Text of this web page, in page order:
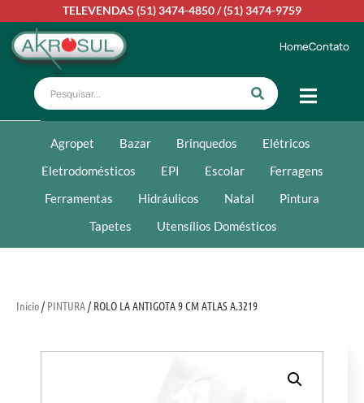
TELEVENDAS (51) 3474-4850/(51) 3474-9759
HomeContato
Agropet Bazar Brinquedos
Elétricos
Eletrodomésticos
EPI Escolar
Ferragens
Ferramentas
Hidráulicos Natal
Pintura
Tapetes
Utensílios Domésticos
Início/ PINTURA/ ROLO LA ANTIGOTA 9 CM ATLAS A.3219